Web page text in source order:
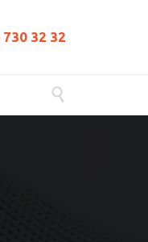
32 32
